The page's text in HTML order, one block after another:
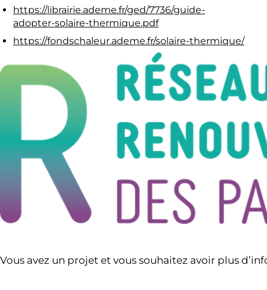
https://librairie.ademe.fr/ged/7736/guide-
adopter-solaire-thermique.pdf
https://fondschaleur.ademe.fr/solaire-thermique/
Vous avez un projet et vous souhaitez avoir plus